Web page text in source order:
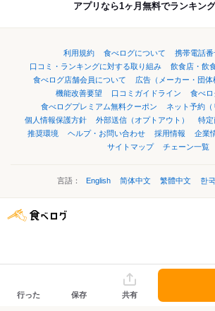
アプリなら1ヶ月無料でランキング
利用規約 食べログについて
携帯電話
口コミ・ランキングに対する取り組み
飲食店・飲
食べログ店舗会員について
広告（メーカー・団
機能改善要望
口コミガイドライン
食べロ
食べログプレミアム無料クーポン
ネット予約（
個人情報保護方針
外部送信（オプトアウト）
特定
推奨環境
ヘルプ・お問い合わせ 採用情報 企業
サイトマップ
チェーン一覧
言語： English 简体中文 繁體中文 한
行った 保存 共有